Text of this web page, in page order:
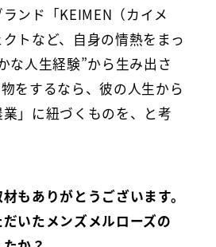
ンド「KEIMEN（カイメ
トなど、自身の情熱をまっ
な人生経験”から生み出さ
をするなら、彼の人生から
」に紐づくものを、と考
もありがとうございます。
いたメンズメルローズの